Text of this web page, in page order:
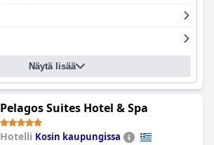
Näytä lisää
Pelagos Suites Hotel & Spa
Hotelli Kosin kaupungissa